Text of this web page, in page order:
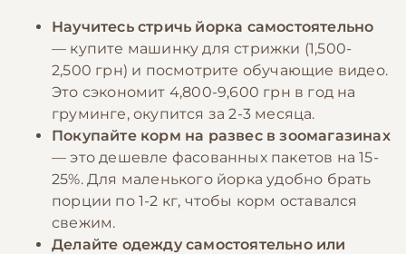
Научитесь стричь йорка самостоятельно
— купите машинку для стрижки (1,500-
2,500 грн) и посмотрите обучающие видео.
Это сэкономит 4,800-9,600 грн в год на
груминге, окупится за 2-3 месяца.
Покупайте корм на развес в зоомагазинах
— это дешевле фасованных пакетов на 15-
25%. Для маленького йорка удобно брать
порции по 1-2 кг, чтобы корм оставался
свежим.
Делайте одежду самостоятельно или